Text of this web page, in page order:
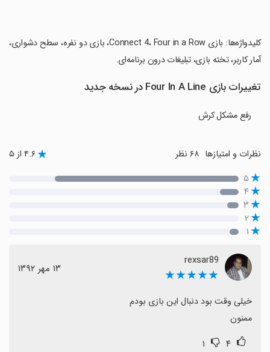
‏کلیدواژه‌ها: بازی Connect 4، Four in a Row، بازی دو نفره، سطح دشواری،
آمار کاربر، تخته بازی، تبلیغات درون برنامه‌ای.
تغییرات بازی Four In A Line در نسخه جدید
رفع مشکل کرش
نظرات و امتیازها ۴.۶ از ۵
۵
۴
۳
۲
۱
rexsar89
★★★★★ ١٣ مهر ١٣٩٢
ممنون
۴ ۱